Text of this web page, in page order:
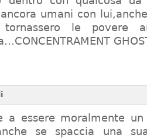
umani con
le povere
a essere moralmente
se spaccia una